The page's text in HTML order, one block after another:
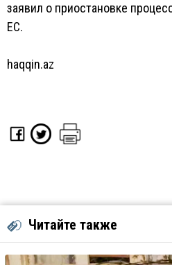
заявил о приостановке
ЕС.
haqqin.az
Читайте также